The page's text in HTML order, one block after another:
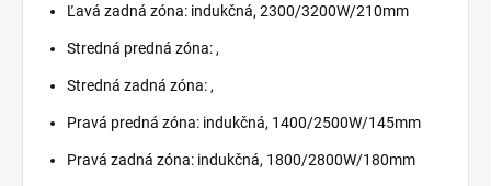
Ľavá zadná zóna: indukčná, 2300/3200W/210mm
Stredná predná zóna: ,
Stredná zadná zóna: ,
Pravá predná zóna: indukčná, 1400/2500W/145mm
Pravá zadná zóna: indukčná, 1800/2800W/180mm